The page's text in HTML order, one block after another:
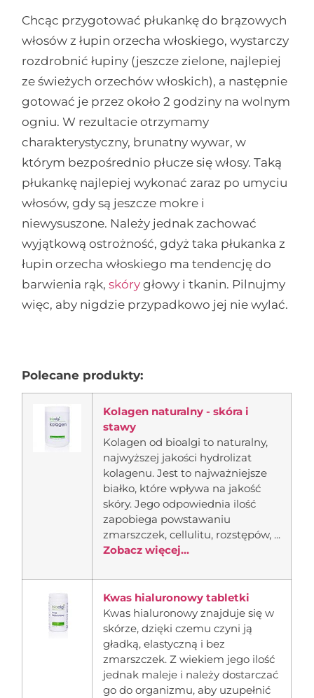
Chcąc przygotować płukankę do brązowych
włosów z łupin orzecha włoskiego, wystarczy
rozdrobnić łupiny (jeszcze zielone, najlepiej
ze świeżych orzechów włoskich), a następnie
gotować je przez około 2 godziny na wolnym
ogniu. W rezultacie otrzymamy
charakterystyczny, brunatny wywar, w
którym bezpośrednio płucze się włosy. Taką
płukankę najlepiej wykonać zaraz po umyciu
włosów, gdy są jeszcze mokre i
niewysuszone. Należy jednak zachować
wyjątkową ostrożność, gdyż taka płukanka z
łupin orzecha włoskiego ma tendencję do
barwienia rąk,skóry głowy i tkanin. Pilnujmy
więc, aby nigdzie przypadkowo jej nie wylać.
Polecane produkty:
Kolagen naturalny - skóra i
stawy
Kolagen od bioalgi to naturalny,
najwyższej jakości hydrolizat
kolagenu. Jest to najważniejsze
białko, które wpływa na jakość
skóry. Jego odpowiednia ilość
zapobiega powstawaniu
zmarszczek, cellulitu, rozstępów, ...
Zobacz więcej...
Kwas hialuronowy tabletki
Kwas hialuronowy znajduje się w
skórze, dzięki czemu czyni ją
gładką, elastyczną i bez
zmarszczek. Z wiekiem jego ilość
jednak maleje i należy dostarczać
go do organizmu, aby uzupełnić